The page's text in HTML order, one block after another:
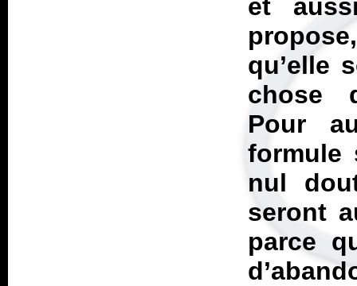
et
qu’elle
chose
Pour
formule
nul
seront
parce